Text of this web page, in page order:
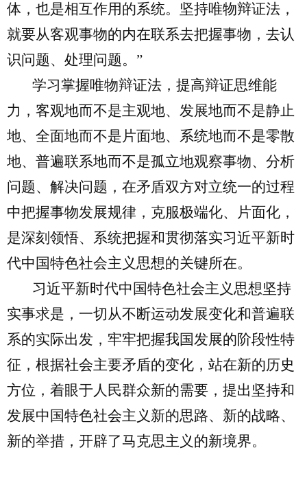
体，也是相互作用的系统。坚持唯物辩证法，
就要从客观事物的内在联系去把握事物，去认
识问题、处理问题。”
学习掌握唯物辩证法，提高辩证思维能
力，客观地而不是主观地、发展地而不是静止
地、全面地而不是片面地、系统地而不是零散
地、普遍联系地而不是孤立地观察事物、分析
问题、解决问题，在矛盾双方对立统一的过程
中把握事物发展规律，克服极端化、片面化，
是深刻领悟、系统把握和贯彻落实习近平新时
代中国特色社会主义思想的关键所在。
习近平新时代中国特色社会主义思想坚持
实事求是，一切从不断运动发展变化和普遍联
系的实际出发，牢牢把握我国发展的阶段性特
征，根据社会主要矛盾的变化，站在新的历史
方位，着眼于人民群众新的需要，提出坚持和
发展中国特色社会主义新的思路、新的战略、
新的举措，开辟了马克思主义的新境界。